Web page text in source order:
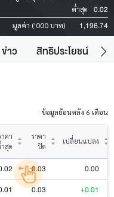
ต่ำสุด 0.02
มูลค่า ('000 บาท) 1,196.74
ข่าว สิทธิประโยชน์
ข้อมูลย้อนหลัง 6 เดือน
าคา
สุด
ราคา
ปิด
เปลี่ยนแปลง
0.03
0.00
0.03
+0.01